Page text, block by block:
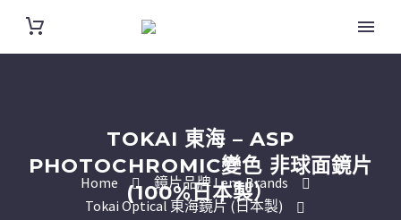
TOKAI 東海 – ASP
PHOTOCHROMIC變色 非球面鏡片
(100%日本製）
Home
鏡片品牌 Lens Brands
Tokai Optical 東海鏡片 (日本製)